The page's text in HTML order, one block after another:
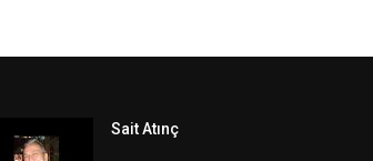
Sait Atınç